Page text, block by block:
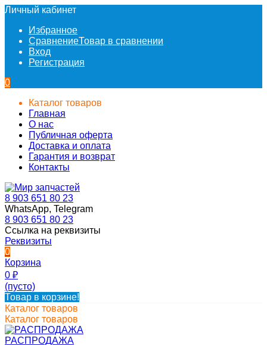
Личный кабинет
Избранное
СравнениеТовар в сравнении
Вход
Регистрация
0
Каталог товаров
Главная
О нас
Публичная оферта
Доставка и оплата
Гарантия и возврат
Контакты
8 903 651 80 23
WhatsApp, Telegram
8 903 651 80 23
Ссылка на реквизиты
Реквизиты
0
Корзина
0 ₽
(пусто)
Товар в корзине!
Каталог товаров
Каталог товаров
РАСПРОДАЖА